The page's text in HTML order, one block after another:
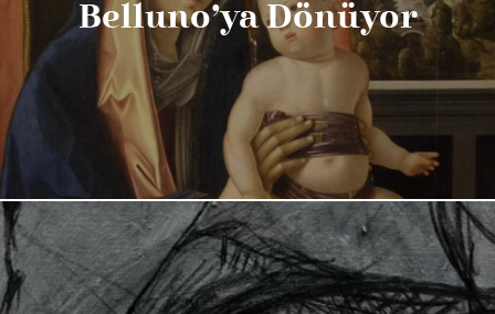
Belluno’ya Dönüyor